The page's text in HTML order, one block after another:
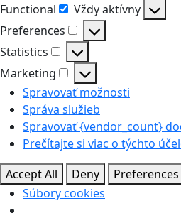
Functional
Functional
Vždy aktívny
Preferences
Preferences
Statistics
Statistics
Marketing
Marketing
Spravovať možnosti
Správa služieb
Spravovať {vendor_count}
Prečítajte si viac o týchto
Accept All
Deny Preferences
Súbory cookies